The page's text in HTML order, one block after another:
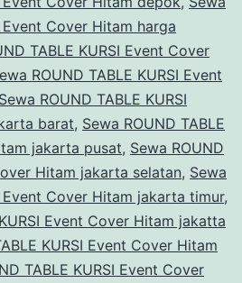
Event Cover Hitam harga
TABLE KURSI Event Cover
ROUND TABLE KURSI Event
Sewa ROUND TABLE KURSI
barat, Sewa ROUND TABLE
jakarta pusat, Sewa ROUND
Hitam jakarta selatan, Sewa
Event Cover Hitam jakarta timur,
Event Cover Hitam jakatta
KURSI Event Cover Hitam
TABLE KURSI Event Cover